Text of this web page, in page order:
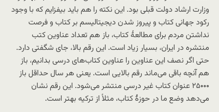
وزارت ارشاد دولت قبلی بود. این نکته را هم باید بیفزایم که با وجود
رکود جهانی کتاب و پیروز شدن دیجیتالیسم بر کتاب و فرصت
نداشتن مردم برای مطالعۀ کتاب، باز هم تعداد عناوین کتب
منتشره در ایران، بسیار زیاد است. این رقم بالا، جای شگفتی دارد.
حتی اگر نصف این عناوین را عناوین کتاب‌های درسی بدانیم، باز
هم آنچه باقی می‌ماند رقم بالایی است. یعنی هر سال حداقل باز
۲۵۰۰۰ عنوان کتاب غیر درسی منتشر می‌شود. این رقم نشان
می‌دهد وضع ما در حوزۀ کتاب، مثلاً از ترکیه بهتر است.